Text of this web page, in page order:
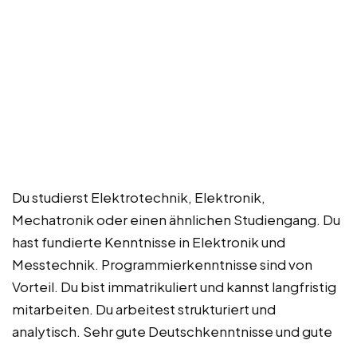
Du studierst Elektrotechnik, Elektronik,
Mechatronik oder einen ähnlichen Studiengang. Du
hast fundierte Kenntnisse in Elektronik und
Messtechnik. Programmierkenntnisse sind von
Vorteil. Du bist immatrikuliert und kannst langfristig
mitarbeiten. Du arbeitest strukturiert und
analytisch. Sehr gute Deutschkenntnisse und gute